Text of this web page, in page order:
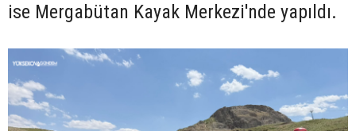
ise Mergabütan Kayak Merkezi'nde yapıldı.